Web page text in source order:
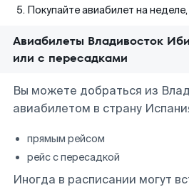
Покупайте авиабилет на
Авиабилеты Владивосток
или с пересадками
Вы можете добраться из
авиабилетом в страну
прямым рейсом
рейс с пересадкой
Иногда в расписании могут